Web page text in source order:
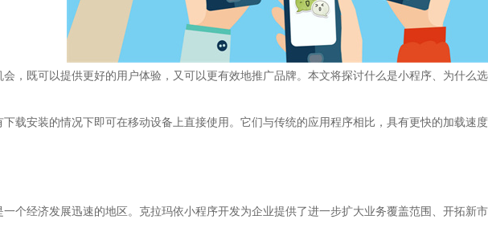
，既可以提供更好的用户体验，又可以更有效地推广品牌。本文将探讨什么是小程序、为什
载安装的情况下即可在移动设备上直接使用。它们与传统的应用程序相比，具有更快的加载速
个经济发展迅速的地区。克拉玛依小程序开发为企业提供了进一步扩大业务覆盖范围、开拓